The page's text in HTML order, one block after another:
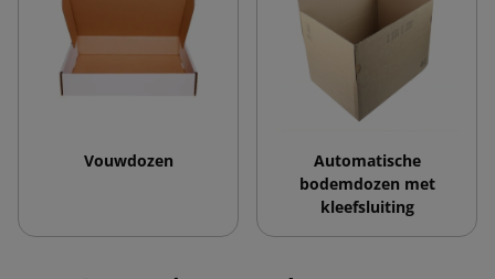
Vouwdozen
Automatische
bodemdozen met
kleefsluiting